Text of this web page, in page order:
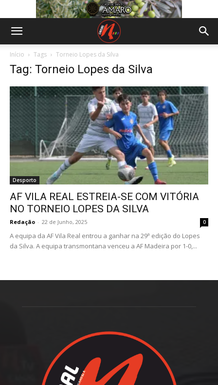
Início Tags Torneio Lopes da Silva
Tag: Torneio Lopes da Silva
Desporto
AF VILA REAL ESTREIA-SE COM VITÓRIA
NO TORNEIO LOPES DA SILVA
Redação - 22 de Junho, 2025 0
A equipa da AF Vila Real entrou a ganhar na 29ª edição do Lopes
da Silva. A equipa transmontana venceu a AF Madeira por 1-0,...